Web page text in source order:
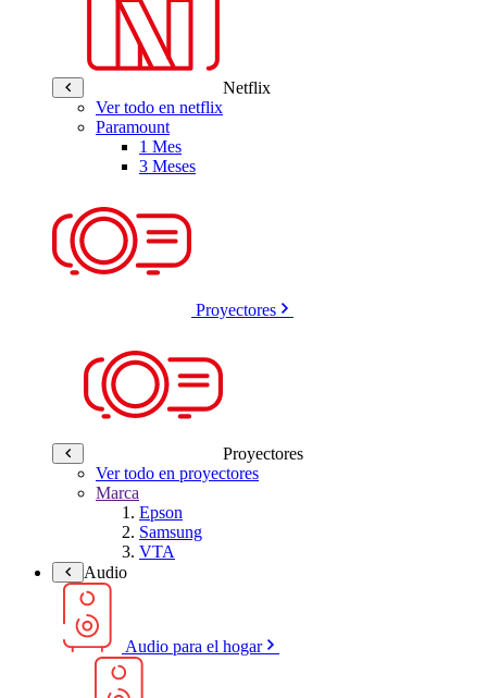
Netflix
Ver todo en netflix
Paramount
1 Mes
3 Meses
Proyectores
Proyectores
Ver todo en proyectores
Marca
Epson
Samsung
VTA
Audio
Audio para el hogar